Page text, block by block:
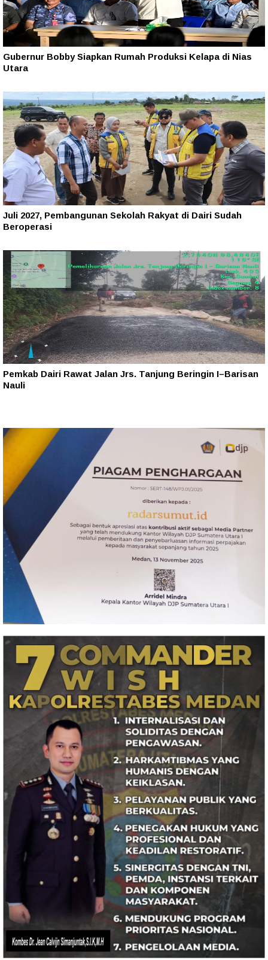
Gubernur Bobby Siapkan Rumah Produksi Kelapa di Nias
Utara
Juli 2027, Pembangunan Sekolah Rakyat di Dairi Sudah
Beroperasi
Pemkab Dairi Rawat Jalan Jrs. Tanjung Beringin I–Barisan
Nauli